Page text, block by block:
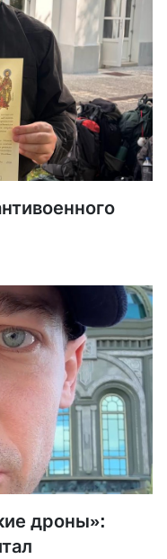
дроны»: